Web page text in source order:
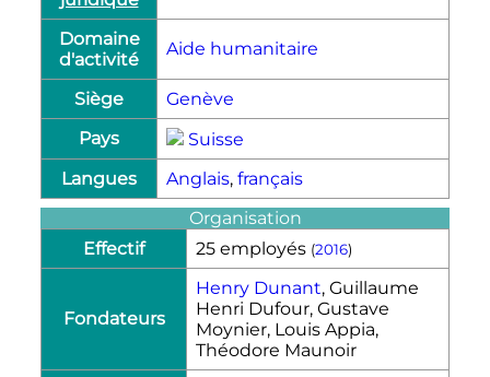
Domaine
d'activité
Aide humanitaire
Siège
Genève
Pays
Suisse
Langues
Anglais, français
Organisation
Effectif
25 employés (2016)
Fondateurs
Henry Dunant, Guillaume
Henri Dufour, Gustave
Moynier, Louis Appia,
Théodore Maunoir